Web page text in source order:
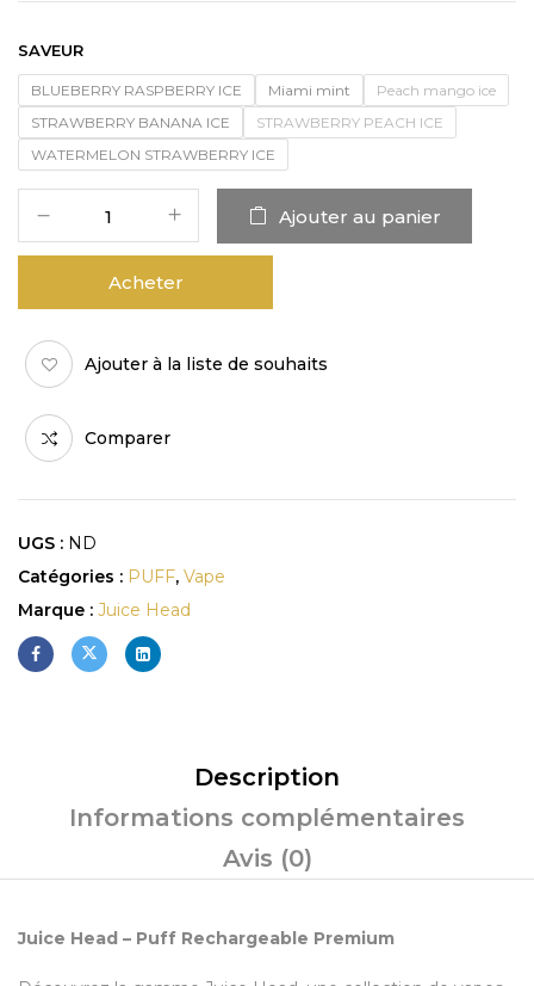
SAVEUR
BLUEBERRY RASPBERRY ICE Miami mint
Peach mango ice
STRAWBERRY BANANA ICE
STRAWBERRY PEACH ICE
WATERMELON STRAWBERRY ICE
Ajouter au panier
Acheter
Ajouter à la liste de souhaits
Comparer
UGS : ND
Catégories : PUFF, Vape
Marque : Juice Head
Description
Informations complémentaires
Avis (0)
Juice Head – Puff Rechargeable Premium